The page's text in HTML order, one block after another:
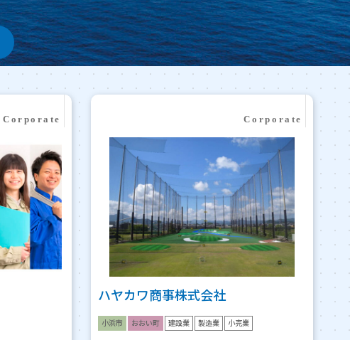
ハヤカワ商事株式会社
小浜市 おおい町 建設業 製造業 小売業